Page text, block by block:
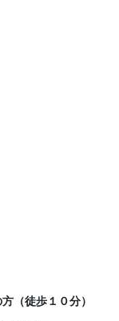
（徒歩１０分）